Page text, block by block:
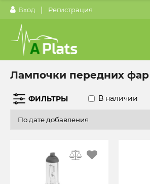
Вход | Регистрация
Лампочки передних
ФИЛЬТРЫ В наличии